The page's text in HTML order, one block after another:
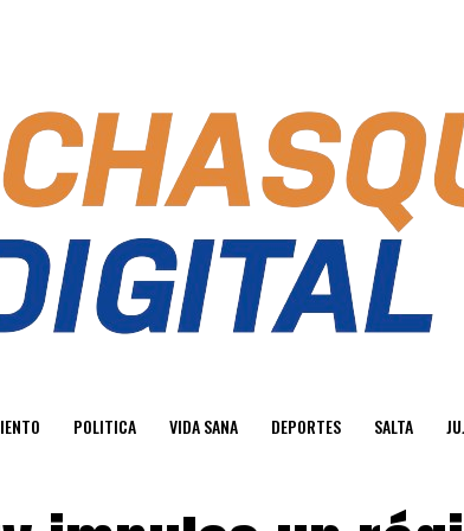
POLITICA VIDA SANA DEPORTES SALTA